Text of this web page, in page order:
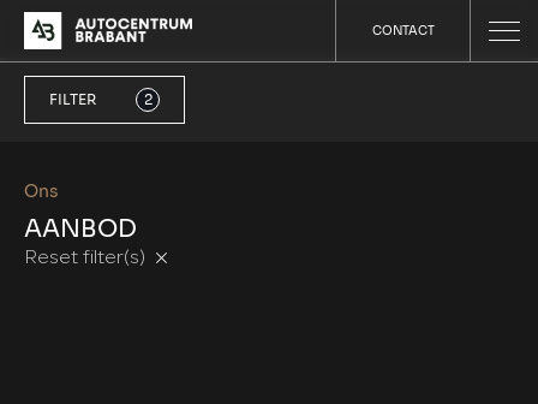
CONTACT
Ons
AANBOD
Reset filter(s)
FILTER 2